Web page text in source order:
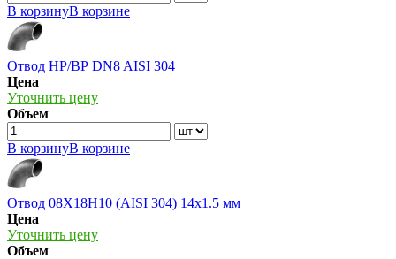
В корзинуВ корзине
Отвод НР/ВР DN8 AISI 304
Цена
Уточнить цену
Объем
В корзинуВ корзине
Отвод 08Х18Н10 (AISI 304) 14х1.5 мм
Цена
Уточнить цену
Объем